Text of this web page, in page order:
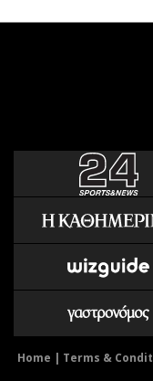
Home | Terms &